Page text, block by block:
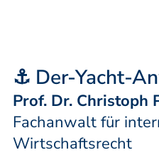
⚓ Der-Yacht-
Prof. Dr. Christoph
Fachanwalt für
Wirtschaftsrecht